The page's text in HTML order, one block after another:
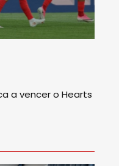
a vencer o Hearts